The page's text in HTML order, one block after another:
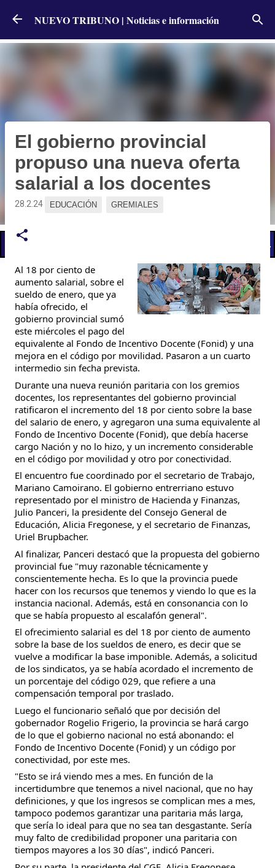
Ir al contenido principal
NUEVO TRIBUNO | Noticias e información
📢 LO ÚLTIMO
El gobierno provincial
propuso una nueva oferta
salarial a los docentes
28.2.24 EDUCACIÓN GREMIALES
Al 18 por ciento de
aumento salarial, sobre el
sueldo de enero, que ya
había ofrecido, el
gobierno provincial sumó
este miércoles el pago del
equivalente al Fondo de Incentivo Docente (Fonid) y una
mejora en el código por movilidad. Pasaron a un cuarto
intermedio sin fecha prevista.
Durante una nueva reunión paritaria con los gremios
docentes, los representantes del gobierno provincial
ratificaron el incremento del 18 por ciento sobre la base
del salario de enero, y agregaron una suma equivalente al
Fondo de Incentivo Docente (Fonid), que debía hacerse
cargo Nación y no lo hizo, y un incremento considerable
en el código por movilidad y otro por conectividad.
El encuentro fue coordinado por el secretario de Trabajo,
Mariano Camoirano. El gobierno entrerriano estuvo
representado por el ministro de Hacienda y Finanzas,
Julio Panceri, la presidente del Consejo General de
Educación, Alicia Fregonese, y el secretario de Finanzas,
Uriel Brupbacher.
Al finalizar, Panceri destacó que la propuesta del gobierno
provincial fue "muy razonable técnicamente y
conscientemente hecha. Es lo que la provincia puede
hacer con los recursos que tenemos y viendo lo que es la
instancia nacional. Además, está en consonancia con lo
que se había propuesto al escalafón general".
El ofrecimiento salarial es del 18 por ciento de aumento
sobre la base de los sueldos de enero, es decir que se
vuelve a modificar la base imponible. Además, a solicitud
de los sindicatos, ya se había acordado el incremento de
un porcentaje del código 029, que refiere a una
compensación temporal por traslado.
Luego el funcionario señaló que por decisión del
gobernador Rogelio Frigerio, la provincia se hará cargo
de lo que el gobierno nacional no está abonando: el
Fondo de Incentivo Docente (Fonid) y un código por
conectividad, por este mes.
"Esto se irá viendo mes a mes. En función de la
incertidumbre que tenemos a nivel nacional, que no hay
definiciones, y que los ingresos se complican mes a mes,
tampoco podemos garantizar una paritaria más larga,
que sería lo ideal para que no sea tan desgastante. Sería
muy falto de credibilidad proponer una paritaria con
tiempos mayores a los 30 días", indicó Panceri.